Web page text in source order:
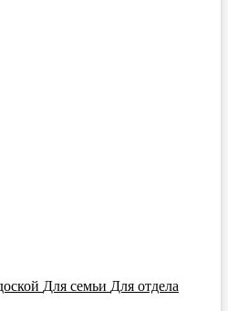
Для семьи Для отдела